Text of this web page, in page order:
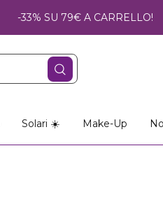
-33% SU 79€ A CARRELLO!
Solari ☀️ Make-Up